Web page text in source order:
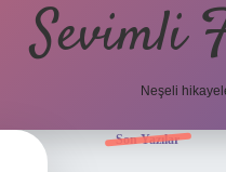
Sevimli
Neşeli
Son Yazılar